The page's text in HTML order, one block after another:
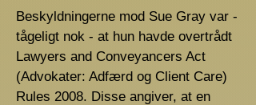
Beskyldningerne mod Sue Gray var -
tågeligt nok - at hun havde overtrådt
Lawyers and Conveyancers Act
(Advokater: Adfærd og Client Care)
Rules 2008. Disse angiver, at en